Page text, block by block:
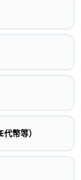
幣等）